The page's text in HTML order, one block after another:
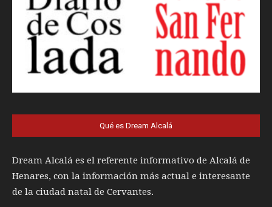
Qué es Dream Alcalá
Dream Alcalá es el referente informativo de Alcalá de
Henares, con la información más actual e interesante
de la ciudad natal de Cervantes.